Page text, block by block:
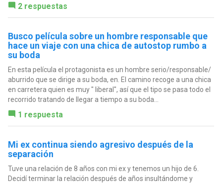
2 respuestas
Busco película sobre un hombre responsable que
hace un viaje con una chica de autostop rumbo a
su boda
En esta película el protagonista es un hombre serio/responsable/
aburrido que se dirige a su boda, en. El camino recoge a una chica
en carretera quien es muy " liberal", así que el tipo se pasa todo el
recorrido tratando de llegar a tiempo a su boda...
1 respuesta
Mi ex continua siendo agresivo después de la
separación
Tuve una relación de 8 años con mi ex y tenemos un hijo de 6.
Decidí terminar la relación después de años insultándome y